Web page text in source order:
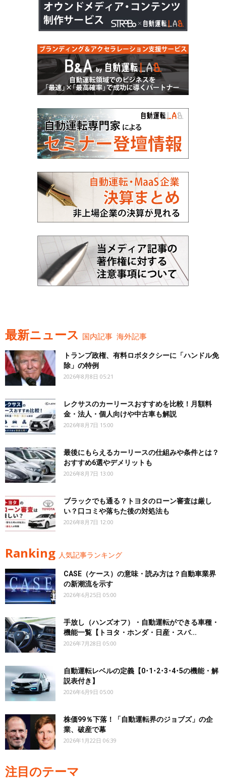
最新ニュース 国内記事 海外記事
トランプ政権、有料ロボタクシーに「ハンドル免
除」の特例
2026年8月8日 05:21
レクサスのカーリースおすすめを比較！月額料
金・法人・個人向けや中古車も解説
2026年8月7日 15:00
最後にもらえるカーリースの仕組みや条件とは？
おすすめ6選やデメリットも
2026年8月7日 13:00
ブラックでも通る？トヨタのローン審査は厳し
い？口コミや落ちた後の対処法も
2026年8月7日 12:00
Ranking 人気記事ランキング
CASE（ケース）の意味・読み方は？自動車業界
の新潮流を示す
2026年6月25日 05:00
手放し（ハンズオフ）・自動運転ができる車種・
機能一覧【トヨタ・ホンダ・日産・スバ...
2026年7月28日 05:00
自動運転レベルの定義【0･1･2･3･4･5の機能・解
説表付き】
2026年6月9日 05:00
株価99％下落！「自動運転界のジョブズ」の企
業、破産で幕
2026年1月22日 06:39
注目のテーマ